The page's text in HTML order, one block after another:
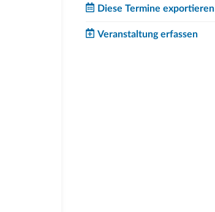
Diese Termine exportieren
Veranstaltung erfassen